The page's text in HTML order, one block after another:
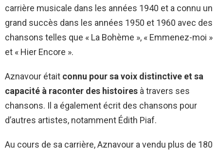
carrière musicale dans les années 1940 et a connu un
grand succès dans les années 1950 et 1960 avec des
chansons telles que « La Bohème », « Emmenez-moi »
et « Hier Encore ».
Aznavour était connu pour sa voix distinctive et sa
capacité à raconter des histoires à travers ses
chansons. Il a également écrit des chansons pour
d’autres artistes, notamment Édith Piaf.
Au cours de sa carrière, Aznavour a vendu plus de 180